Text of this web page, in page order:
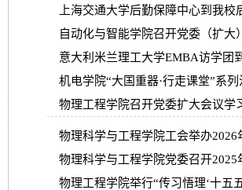
上海交通大学后勤保障中心到我校
自动化与智能学院召开党委（扩
意大利米兰理工大学EMBA访学团
机电学院“大国重器·行走课堂”系
物理工程学院召开党委扩大会议学
物理科学与工程学院工会举办
物理科学与工程学院党委召开
物理工程学院举行“传习悟理‘十五